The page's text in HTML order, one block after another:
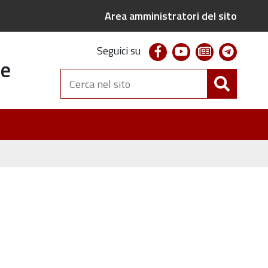
Area amministratori del sito
Seguici su facebookyoutubenewsletter
Cerca
nel
sito